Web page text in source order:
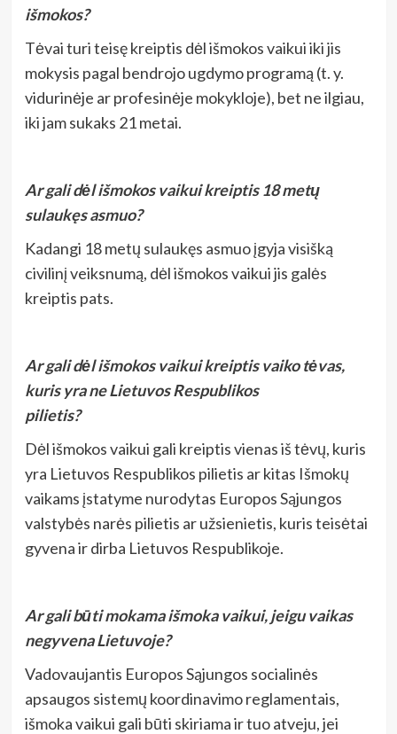
išmokos?
Tėvai turi teisę kreiptis dėl išmokos vaikui iki jis
mokysis pagal bendrojo ugdymo programą (t. y.
vidurinėje ar profesinėje mokykloje), bet ne ilgiau,
iki jam sukaks 21 metai.
Ar gali dėl išmokos vaikui kreiptis 18 metų
sulaukęs asmuo?
Kadangi 18 metų sulaukęs asmuo įgyja visišką
civilinį veiksnumą, dėl išmokos vaikui jis galės
kreiptis pats.
Ar gali dėl išmokos vaikui kreiptis vaiko tėvas,
kuris yra ne Lietuvos Respublikos
pilietis?
Dėl išmokos vaikui gali kreiptis vienas iš tėvų, kuris
yra Lietuvos Respublikos pilietis ar kitas Išmokų
vaikams įstatyme nurodytas Europos Sąjungos
valstybės narės pilietis ar užsienietis, kuris teisėtai
gyvena ir dirba Lietuvos Respublikoje.
Ar gali būti mokama išmoka vaikui, jeigu vaikas
negyvena Lietuvoje?
Vadovaujantis Europos Sąjungos socialinės
apsaugos sistemų koordinavimo reglamentais,
išmoka vaikui gali būti skiriama ir tuo atveju, jei